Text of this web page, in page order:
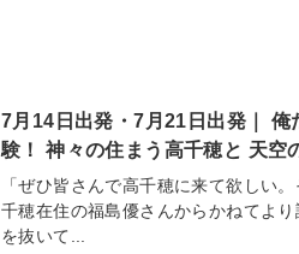
7月14日出発・7月21日出発｜
験！ 神々の住まう高千穂と 天空
「ぜひ皆さんで高千穂に来て欲しい
千穂在住の福島優さんからかねてよ
を抜いて...